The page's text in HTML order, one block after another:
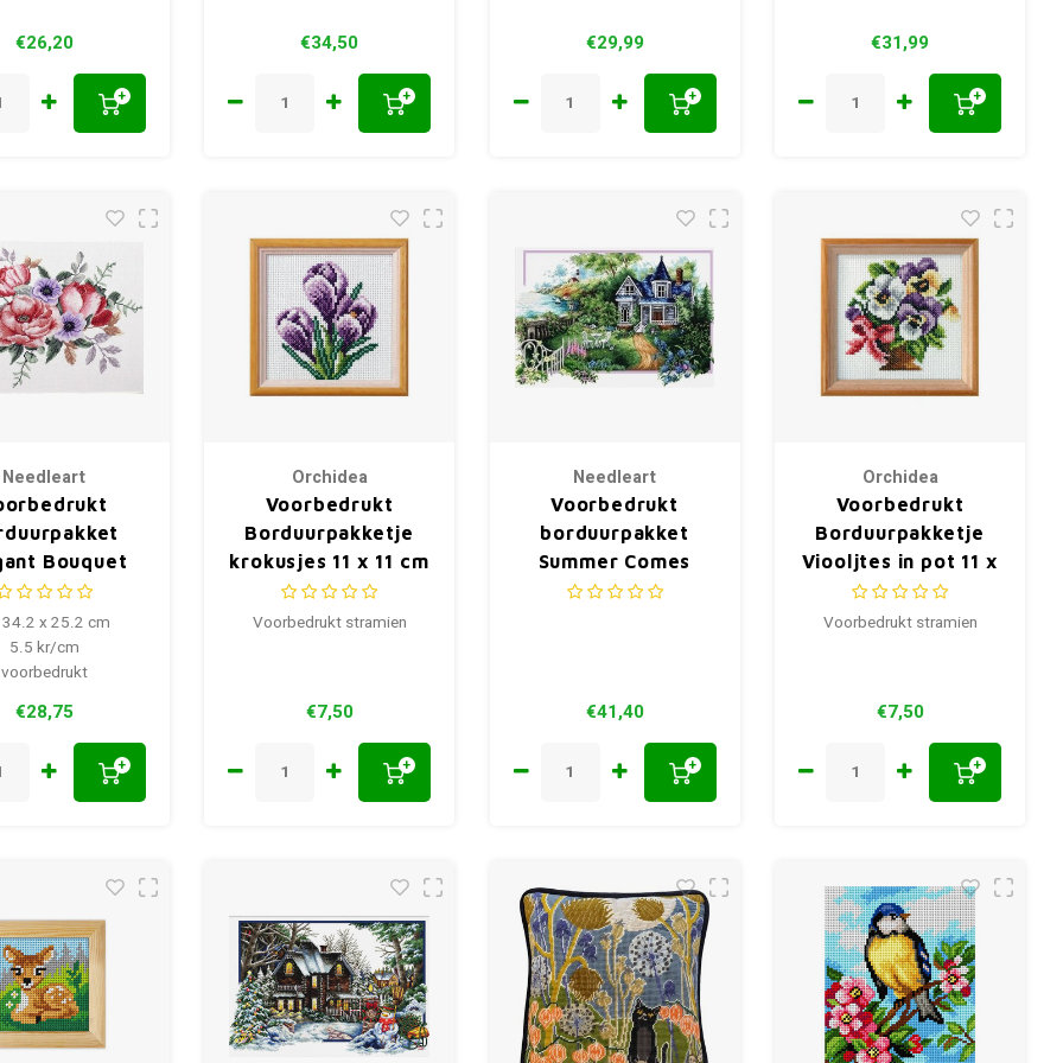
€26,20
+
€34,50
+
€29,99
+
€31,99
+
Needleart
Bouquet
x 25.2 cm
5.5 kr/cm
voorbedrukt
€28,75
+
Orchidea
Voorbedrukt
Borduurpakketje
krokusjes 11 x 11 cm
Voorbedrukt stramien
€7,50
+
Needleart
Voorbedrukt
borduurpakket
Summer Comes
740.068
€41,40
+
Orchidea
Voorbedrukt
Borduurpakketje
Viooljtes in pot 11 x
11 cm
Voorbedrukt stramien
€7,50
+